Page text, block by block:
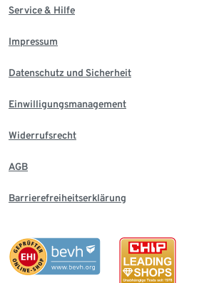
Service & Hilfe
Impressum
Datenschutz und Sicherheit
Einwilligungsmanagement
Widerrufsrecht
AGB
Barrierefreiheitserklärung